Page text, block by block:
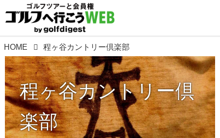
HOME 程ヶ谷カントリー倶楽部
程ヶ谷カントリー倶
楽部